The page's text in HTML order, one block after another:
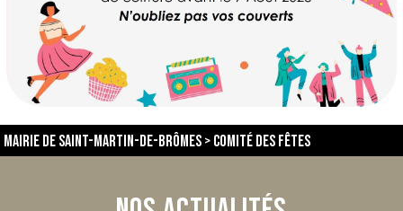
Mairie de Saint-Martin-de-Brômes>comité des fêtes